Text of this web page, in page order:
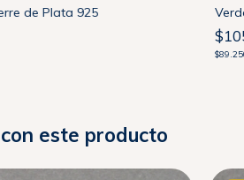
de Plata 925
este producto